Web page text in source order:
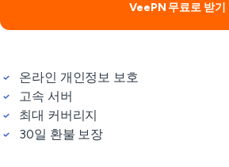
VeePN 무료로 받기
온라인 개인정보 보호
고속 서버
최대 커버리지
30일 환불 보장